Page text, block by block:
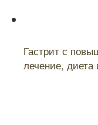
Гастрит с
лечение, диета